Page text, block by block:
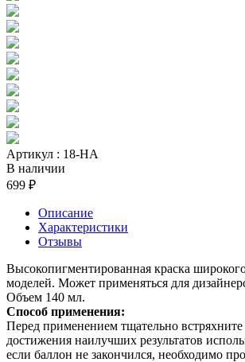
Артикул : 18-НА
В наличии
699 ₽
Описание
Характеристики
Отзывы
Высокопигментированная краска
моделей. Может применяться для
Объем 140 мл.
Способ применения:
Перед применением тщательно
достижения наилучших результатов
если баллон не закончился, необходимо